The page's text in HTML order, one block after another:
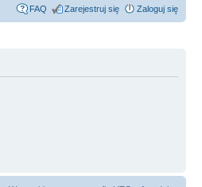
FAQ Zarejestruj się Zaloguj się